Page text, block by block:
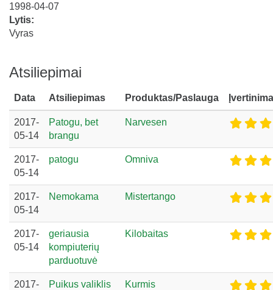
1998-04-07
Lytis:
Vyras
Atsiliepimai
Data Atsiliepimas Produktas/Paslauga
2017-
05-14
Patogu, bet
brangu
Narvesen
2017-
05-14
patogu Omniva
2017-
05-14
Nemokama Mistertango
2017-
05-14
geriausia
kompiuterių
parduotuvė
Kilobaitas
2017-
Puikus valiklis Kurmis